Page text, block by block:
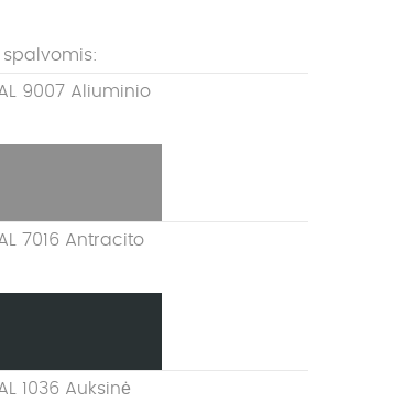
9007 Aliuminio
7016 Antracito
1036 Auksinė